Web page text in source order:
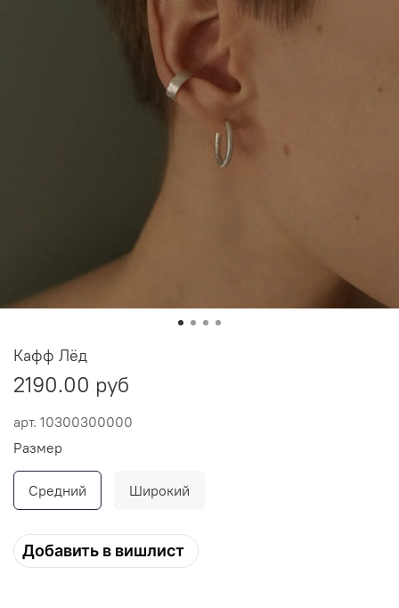
арт. 10300300000
Кафф Лёд
2190.00 руб
Добавить в вишлист
Размер
Средний Широкий